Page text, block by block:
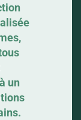
la
petits
un